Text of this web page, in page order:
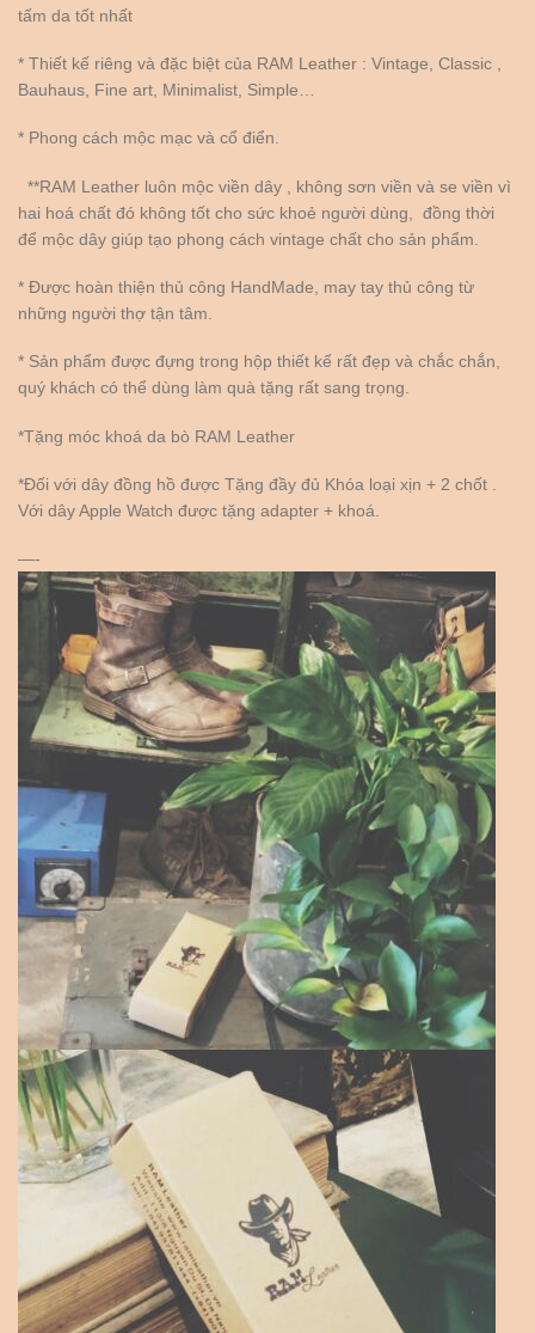
tấm da tốt nhất
* Thiết kế riêng và đặc biệt của RAM Leather : Vintage, Classic ,
Bauhaus, Fine art, Minimalist, Simple…
* Phong cách mộc mạc và cổ điển.
**RAM Leather luôn mộc viền dây , không sơn viền và se viền vì
hai hoá chất đó không tốt cho sức khoẻ người dùng, đồng thời
để mộc dây giúp tạo phong cách vintage chất cho sản phẩm.
* Được hoàn thiện thủ công HandMade, may tay thủ công từ
những người thợ tận tâm.
* Sản phẩm được đựng trong hộp thiết kế rất đẹp và chắc chắn,
quý khách có thể dùng làm quà tặng rất sang trọng.
*Tặng móc khoá da bò RAM Leather
*Đối với dây đồng hồ được Tặng đầy đủ Khóa loại xịn + 2 chốt .
Với dây Apple Watch được tặng adapter + khoá.
—-